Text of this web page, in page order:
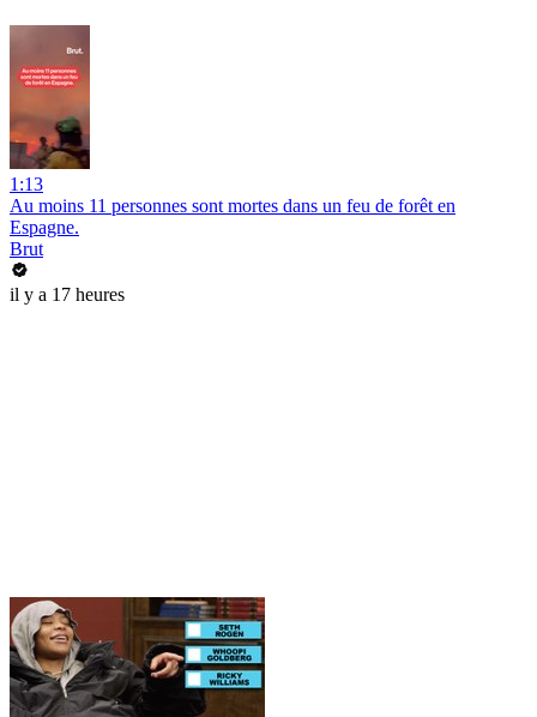
1:13
Au moins 11 personnes sont mortes dans un feu de forêt en
Espagne.
Brut
il y a 17 heures